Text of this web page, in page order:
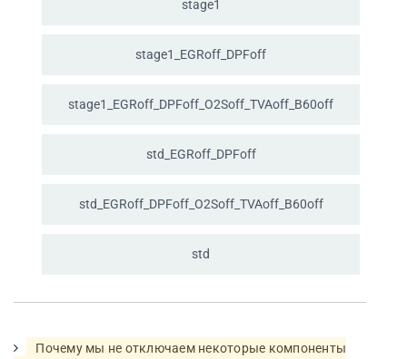
stage1
stage1_ EGRoff_ DPFoff
stage1_ EGRoff_ DPFoff_ O2Soff_ TVAoff_ B60off
std_ EGRoff_ DPFoff
std_ EGRoff_ DPFoff_ O2Soff_ TVAoff_ B60off
std
Почему мы не отключаем некоторые компоненты